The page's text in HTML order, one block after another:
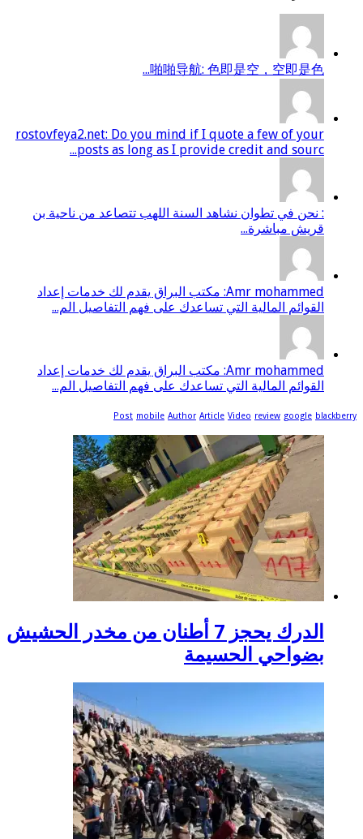
啪啪导航: 色即是空，空即是色...
rostovfeya2.net: Do you mind if I quote a few of your
posts as long as I provide credit and sourc...
: نحن في تطوان نشاهد السنة اللهب تتصاعد من ناحية بن
قريش مباشرة...
Amr mohammed: مكتب البراق يقدم لك خدمات إعداد
القوائم المالية التي تساعدك على فهم التفاصيل الم...
Amr mohammed: مكتب البراق يقدم لك خدمات إعداد
القوائم المالية التي تساعدك على فهم التفاصيل الم...
Post mobile Author Article Video review google
الدرك يحجز 7 أطنان من مخدر الحشيش
بضواحي الحسيمة